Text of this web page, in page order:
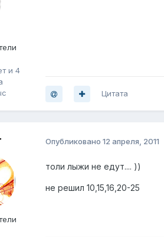
и 4
Цитата
Опубликовано 12 апреля, 2011
толи лыжи не едут.... ))
не решил 10,15,16,20-25